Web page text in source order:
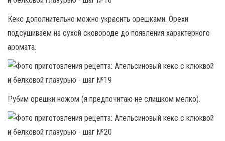
Кекс дополнительно можно украсить орешками. Орехи
подсушиваем на сухой сковороде до появления характерного
аромата.
Рубим орешки ножом (я предпочитаю не слишком мелко).